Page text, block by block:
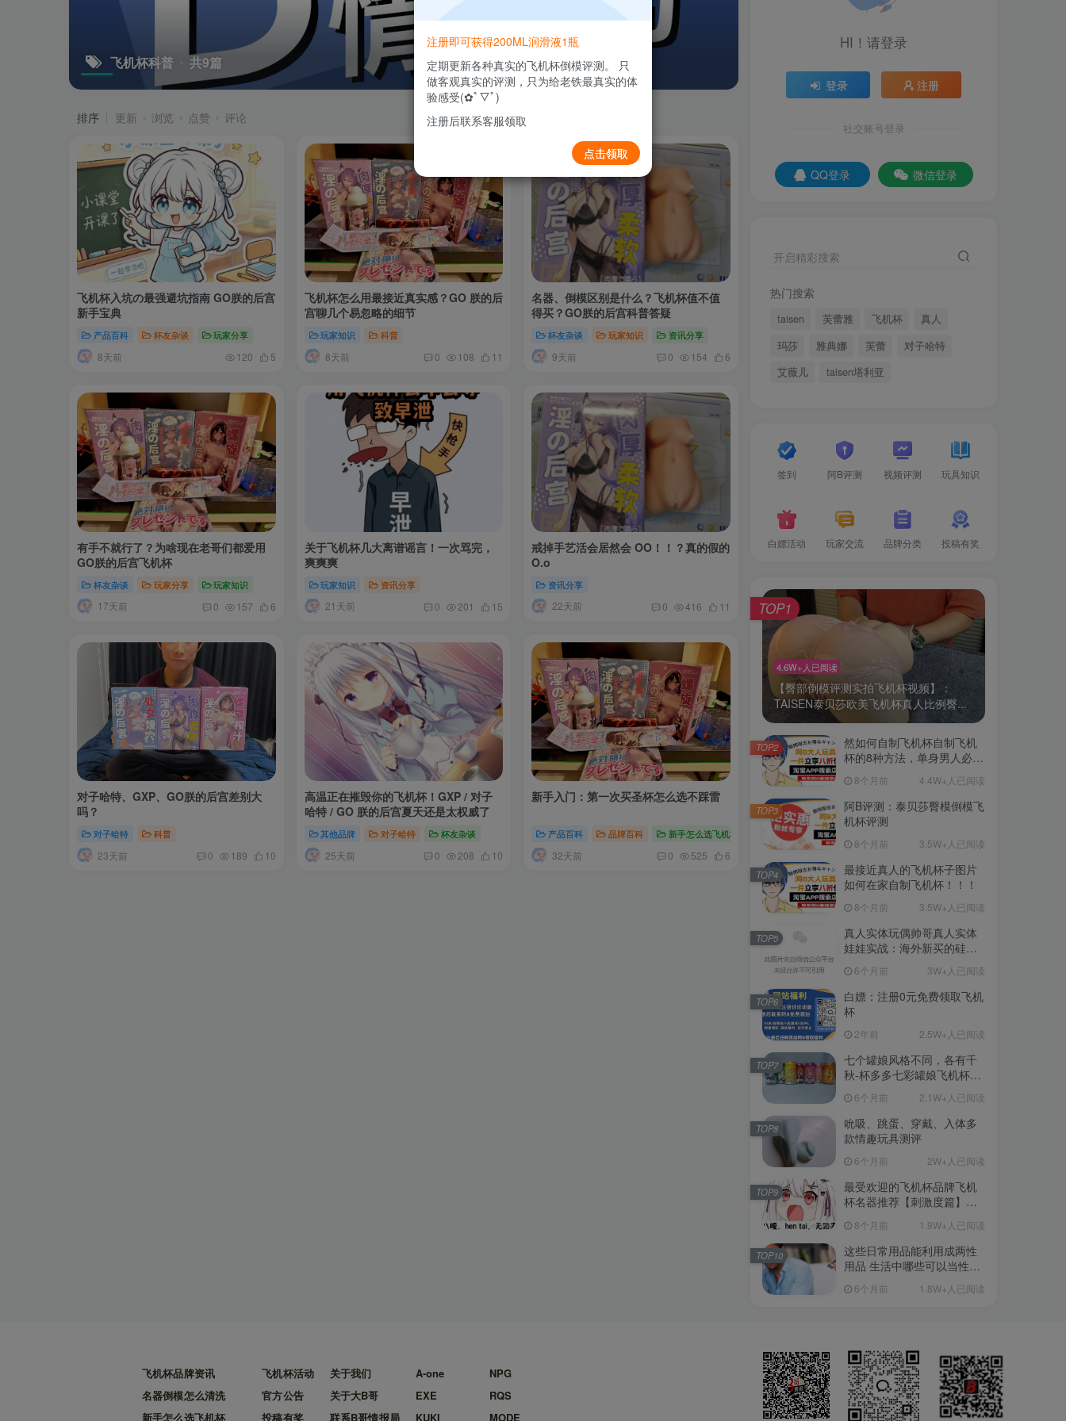
飞机杯科普 共9篇
排序 更新 浏览 点赞 评论
飞机杯入坑の最强避坑指南 GO朕的后宫
新手宝典
产品百科 杯友杂谈 玩家分享
8天前 120 5
飞机杯怎么用最接近真实感？GO 朕的后
宫聊几个易忽略的细节
玩家知识 科普
8天前 0 108 11
名器、倒模区别是什么？飞机杯值不值
得买？GO朕的后宫科普答疑
杯友杂谈 玩家知识 资讯分享
9天前 0 154 6
有手不就行了？为啥现在老哥们都爱用
GO朕的后宫飞机杯
杯友杂谈 玩家分享 玩家知识
17天前 0 157 6
关于飞机杯几大离谱谣言！一次骂完，
爽爽爽
玩家知识 资讯分享
21天前 0 201 15
戒掉手艺活会居然会 OO！！？真的假的
O.o
资讯分享
22天前 0 416 11
对子哈特、GXP、GO朕的后宫差别大
吗？
对子哈特 科普
23天前 0 189 10
高温正在摧毁你的飞机杯！GXP / 对子
哈特 / GO 朕的后宫夏天还是太权威了
其他品牌 对子哈特 杯友杂谈
25天前 0 208 10
新手入门：第一次买圣杯怎么选不踩雷
产品百科 品牌百科 新手怎么选飞机杯
32天前 0 525 6
HI！请登录
登录 注册
社交账号登录
QQ登录 微信登录
开启精彩搜索
热门搜索
taisen 芙蕾雅 飞机杯
真人
玛莎
雅典娜 芙蕾
对子哈特
艾薇儿
taisen塔利亚
签到 阿B评测 视频评测 玩具知识
白嫖活动 玩家交流 品牌分类 投稿有奖
4.6W+人已阅读
【臀部倒模评测实拍飞机杯视频】：
TAISEN泰贝莎欧美飞机杯真人比例臀...
TOP1
然如何自制飞机杯自制飞机
杯的8种方法，单身男人必
8个月前 4.4W+人已阅读
TOP2
阿B评测：泰贝莎臀模倒模飞
机杯评测
8个月前 3.5W+人已阅读
TOP3
最接近真人的飞机杯子图片
如何在家自制飞机杯！！！
8个月前 3.5W+人已阅读
TOP4
真人实体玩偶帅哥真人实体
娃娃实战：海外新买的硅胶
6个月前 3W+人已阅读
TOP5
白嫖：注册0元免费领取飞机
杯
2年前 2.5W+人已阅读
TOP6
七个罐娘风格不同，各有千
秋-杯多多七彩罐娘飞机杯测
6个月前 2.1W+人已阅读
TOP7
吮吸、跳蛋、穿戴、入体多
款情趣玩具测评
6个月前 2W+人已阅读
TOP8
最受欢迎的飞机杯品牌飞机
杯名器推荐【刺激度篇】：
清单（11月更）
8个月前 1.9W+人已阅读
TOP9
这些日常用品能利用成两性
用品 生活中哪些可以当性用
6个月前 1.8W+人已阅读
TOP10
飞机杯品牌资讯
名器倒模怎么清洗
新手怎么选飞机杯
飞机杯活动
官方公告
投稿有奖
关于我们
关于大B哥
联系B哥情报局
A-one
EXE
KUKI
NPG
RQS
MODE
注册即可获得200ML润滑液1瓶
定期更新各种真实的飞机杯倒模评测。 只
做客观真实的评测，只为给老铁最真实的体
验感受(✿ﾟ▽ﾟ)
注册后联系客服领取
点击领取